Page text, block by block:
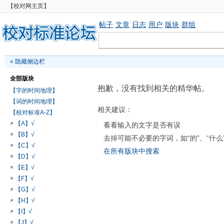
【校对网主页】
帖子 文章 日志 用户 版块 群组
« 隐藏侧边栏
全部版块
【字的时间地理】
【词的时间地理】
【校对标准A-Z】
× 【A】√
× 【B】√
× 【C】√
× 【D】√
× 【E】√
× 【F】√
× 【G】√
× 【H】√
× 【I】√
× 【J】√
抱歉，没有找到相关的精华帖。
相关建议：
看看输入的文字是否有误
去掉可能不必要的字词，如“的”、“什么
在所有版块中搜索